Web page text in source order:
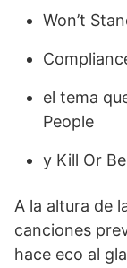
Won’t
el tema
People
y Kill Or
A la altura de
canciones
hace eco al